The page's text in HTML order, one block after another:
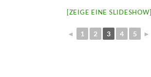
[ZEIGE EINE SLIDESHOW]
◄ 1 2 3 4 5 ►